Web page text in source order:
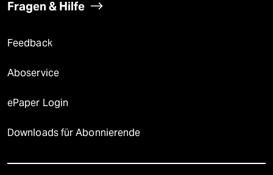
Fragen & Hilfe
Feedback
Aboservice
ePaper Login
Downloads für Abonnierende